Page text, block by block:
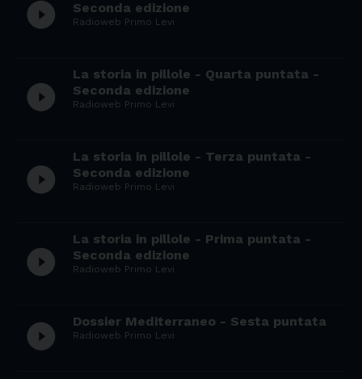
play_circle_filled Seconda edizione
Radioweb Primo Levi
play_circle_filled
La storia in pillole - Quarta puntata -
Seconda edizione
Radioweb Primo Levi
play_circle_filled
La storia in pillole - Terza puntata -
Seconda edizione
Radioweb Primo Levi
play_circle_filled
La storia in pillole - Prima puntata -
Seconda edizione
Radioweb Primo Levi
play_circle_filled Dossier Mediterraneo - Sesta puntata
Radioweb Primo Levi